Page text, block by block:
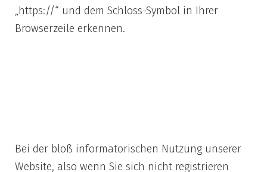
„https://“ und dem Schloss-Symbol in Ihrer
Browserzeile erkennen.
Bei der bloß informatorischen Nutzung unserer
Website, also wenn Sie sich nicht registrieren